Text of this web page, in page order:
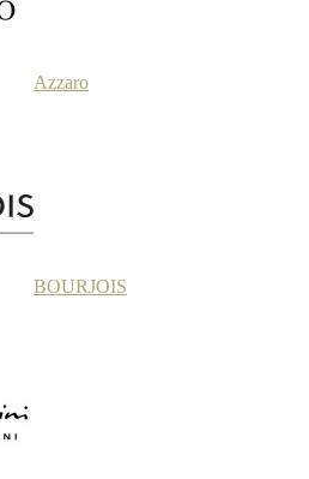
Azzaro
BOURJOIS